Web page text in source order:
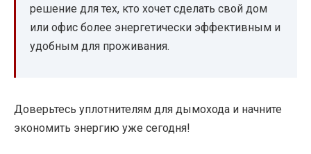
решение для тех, кто хочет сделать свой дом
или офис более энергетически эффективным и
удобным для проживания.
Доверьтесь уплотнителям для дымохода и начните
экономить энергию уже сегодня!